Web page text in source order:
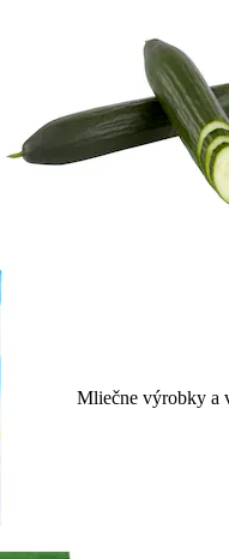
Mliečne výrobky a